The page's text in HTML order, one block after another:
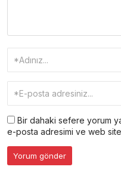
Bir dahaki sefere yorum
e-posta adresimi ve web